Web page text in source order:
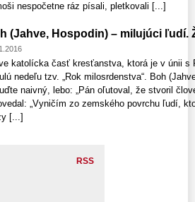
nespočetne ráz písali, pletkovali [...]
(Jahve, Hospodin) – milujúci ľudí.
katolícka časť kresťanstva, ktorá je v únii s
nedeľu tzv. „Rok milosrdenstva“. Boh
naivný, lebo: „Pán oľutoval, že stvoril
„Vyničím zo zemského povrchu ľudí,
[...]
RSS